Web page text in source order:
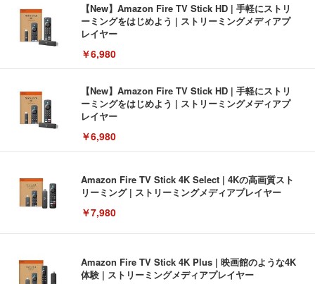
【New】Amazon Fire TV Stick HD | 手軽にストリ
ーミングをはじめよう | ストリーミングメディアプ
レイヤー
￥6,980
【New】Amazon Fire TV Stick HD | 手軽にストリ
ーミングをはじめよう | ストリーミングメディアプ
レイヤー
￥6,980
Amazon Fire TV Stick 4K Select | 4Kの高画質スト
リーミング | ストリーミングメディアプレイヤー
￥7,980
Amazon Fire TV Stick 4K Plus | 映画館のような4K
体験 | ストリーミングメディアプレイヤー